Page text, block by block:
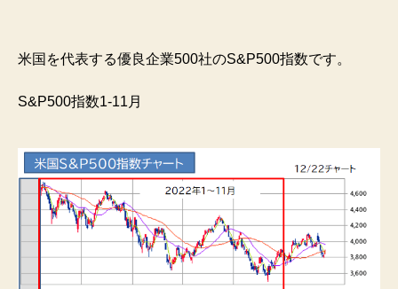
米国を代表する優良企業500社のS&P500指数です。
S&P500指数1-11月